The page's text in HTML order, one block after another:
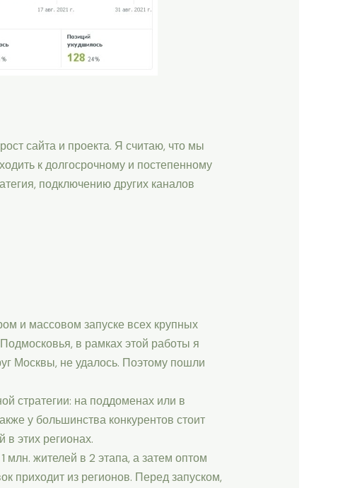
сайта и проекта. Я считаю, что мы
к долгосрочному и постепенному
подключению других каналов
и массовом запуске всех крупных
в рамках этой работы я
Москвы, не удалось. Поэтому пошли
стратегии: на поддоменах или в
у большинства конкурентов стоит
этих регионах.
млн. жителей в 2 этапа, а затем оптом
приходит из регионов. Перед запуском,